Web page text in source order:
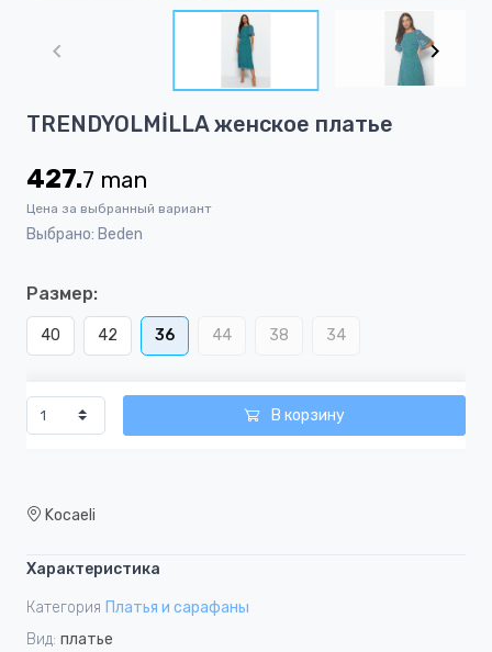
1
8
TRENDYOLMİLLA женское платье
427.7 man
Цена за выбранный вариант
Выбрано: Beden
Размер:
40 42 36 44 38 34
В корзину
Kocaeli
Характеристика
Категория Платья и сарафаны
Вид: платье